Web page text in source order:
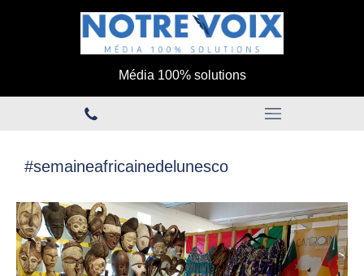
Média 100% solutions
#semaineafricainedelunesco